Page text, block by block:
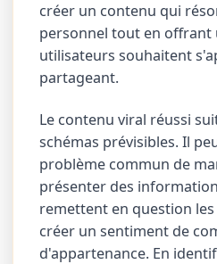
créer un contenu qui
personnel tout en offrant
utilisateurs souhaitent
partageant.
Le contenu viral réussi
schémas prévisibles. Il
problème commun de
présenter des
remettent en question les
créer un sentiment de
d'appartenance. En